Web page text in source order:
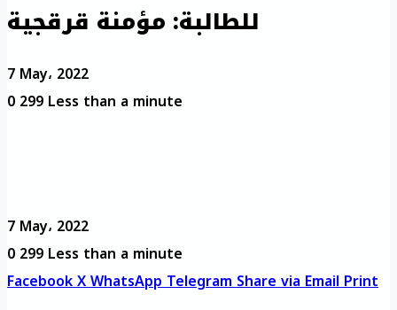
للطالبة: مؤمنة قرقجية
7 May، 2022
0299Less than a minute
7 May، 2022
0299Less than a minute
FacebookXWhatsAppTelegramShare via EmailPrint